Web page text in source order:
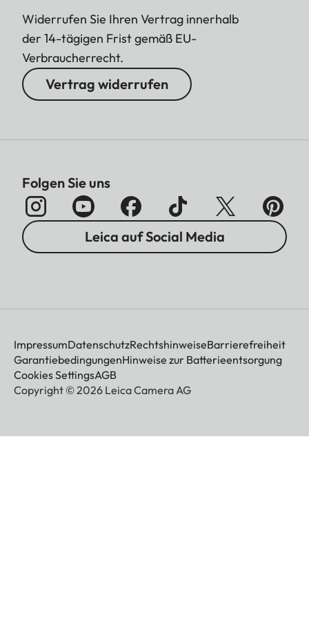
Widerrufen Sie Ihren Vertrag innerhalb
der 14-tägigen Frist gemäß EU-
Verbraucherrecht.
Vertrag widerrufen
Folgen Sie uns
Leica auf Social Media
ImpressumDatenschutzRechtshinweiseBarrierefreiheit
GarantiebedingungenHinweise zur Batterieentsorgung
Cookies SettingsAGB
Copyright © 2026 Leica Camera AG